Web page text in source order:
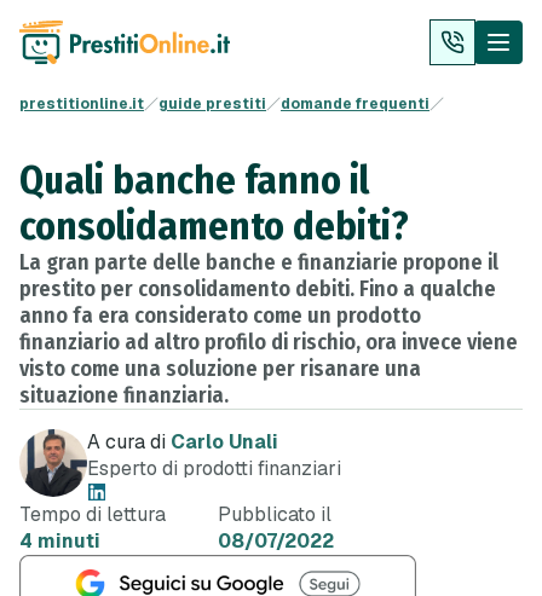
prestitionline.it guide prestiti domande frequenti
Quali banche fanno il
consolidamento debiti?
La gran parte delle banche e finanziarie propone il
prestito per consolidamento debiti. Fino a qualche
anno fa era considerato come un prodotto
finanziario ad altro profilo di rischio, ora invece viene
visto come una soluzione per risanare una
situazione finanziaria.
A cura di Carlo Unali
Esperto di prodotti finanziari
Tempo di lettura
4 minuti
Pubblicato il
08/07/2022